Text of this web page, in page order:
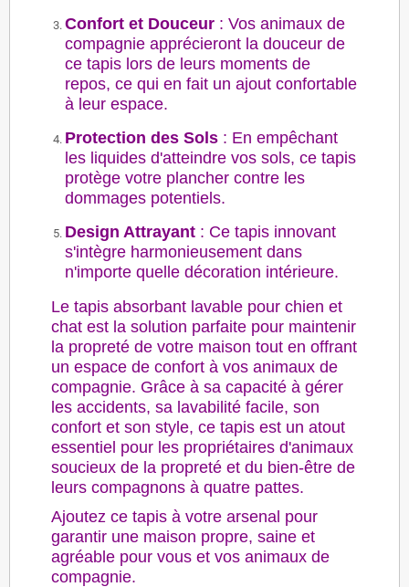
Confort et Douceur : Vos animaux de
compagnie apprécieront la douceur de
ce tapis lors de leurs moments de
repos, ce qui en fait un ajout confortable
à leur espace.
Protection des Sols : En empêchant
les liquides d'atteindre vos sols, ce tapis
protège votre plancher contre les
dommages potentiels.
Design Attrayant : Ce tapis innovant
s'intègre harmonieusement dans
n'importe quelle décoration intérieure.
Le tapis absorbant lavable pour chien et
chat est la solution parfaite pour maintenir
la propreté de votre maison tout en offrant
un espace de confort à vos animaux de
compagnie. Grâce à sa capacité à gérer
les accidents, sa lavabilité facile, son
confort et son style, ce tapis est un atout
essentiel pour les propriétaires d'animaux
soucieux de la propreté et du bien-être de
leurs compagnons à quatre pattes.
Ajoutez ce tapis à votre arsenal pour
garantir une maison propre, saine et
agréable pour vous et vos animaux de
compagnie.